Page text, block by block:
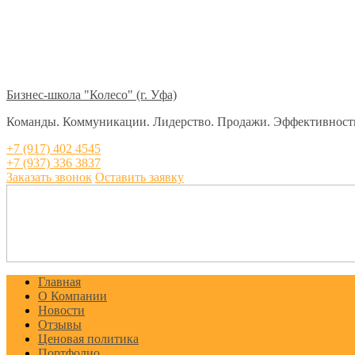
Бизнес-школа "Колесо" (г. Уфа)
Команды. Коммуникации. Лидерство. Продажи.
+7 (917) 402 4545
+7 (937) 336 3837
Заказать звонок Оставить заявку
Главная
О Компании
Новости
Отзывы
Ценовая политика